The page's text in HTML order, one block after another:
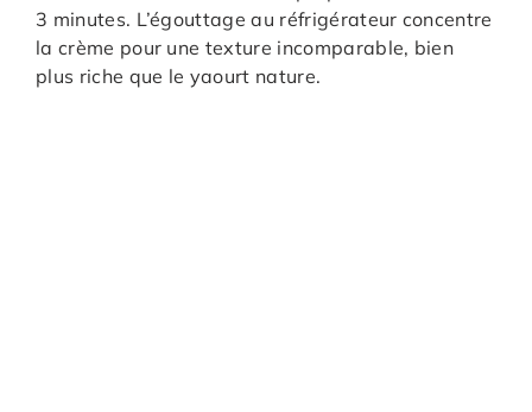
3 minutes. L’égouttage au réfrigérateur concentre
la crème pour une texture incomparable, bien
plus riche que le yaourt nature.